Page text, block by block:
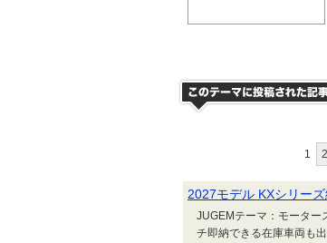
1 2
2027モデル KXシリー
JUGEMテーマ：モーター
チ即納できる在庫車両も